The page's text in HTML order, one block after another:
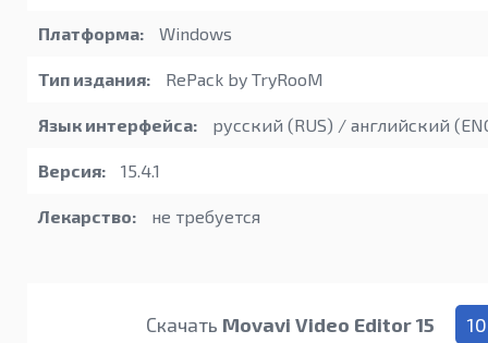
Платформа: Windows
Тип издания: RePack by TryRooM
Язык интерфейса: русский (RUS) / английский
Версия: 15.4.1
Лекарство: не требуется
Скачать Movavi Video Editor 15